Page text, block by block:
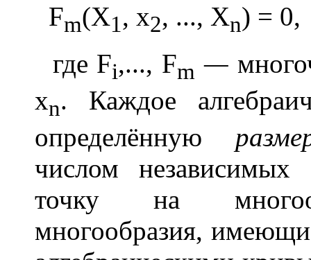
Fm(X1, x2, ..., Xn) = 0,
где Fi,..., Fm —
xn. Каждое
определённую
числом независимых
точку на
многообразия,